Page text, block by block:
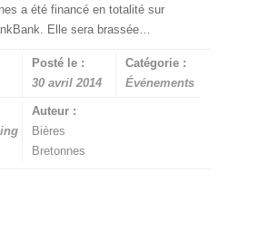
a été financé en totalité sur
Elle sera brassée…
Posté le :
30 avril 2014
Catégorie :
Événements
Auteur :
Bières
Bretonnes